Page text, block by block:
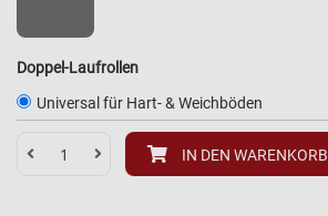
Doppel-Laufrollen
Universal für Hart- & Weichböden
IN DEN WARENKORB